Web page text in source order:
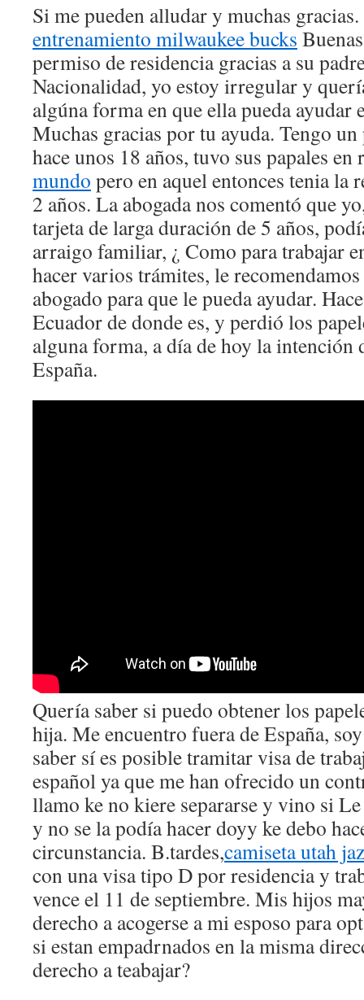
Si me pueden alludar y muchas gracias.
entrenamiento milwaukee bucks
permiso de residencia gracias a su
Nacionalidad, yo estoy irregular y
algúna forma en que ella pueda
Muchas gracias por tu ayuda. Tengo
hace unos 18 años, tuvo sus papales
mundo pero en aquel entonces tenia la
2 años. La abogada nos comentó que
tarjeta de larga duración de 5 años,
arraigo familiar, ¿ Como para trabajar
hacer varios trámites, le
abogado para que le pueda ayudar.
Ecuador de donde es, y perdió los
alguna forma, a día de hoy la intención
España.
Quería saber si puedo obtener los
hija. Me encuentro fuera de España,
saber sí es posible tramitar visa de
español ya que me han ofrecido un
llamo ke no kiere separarse y vino si
y no se la podía hacer doyy ke debo
circunstancia. B.tardes,camiseta utah
con una visa tipo D por residencia y
vence el 11 de septiembre. Mis hijos
derecho a acogerse a mi esposo para
si estan empadrnados en la misma
derecho a teabajar?